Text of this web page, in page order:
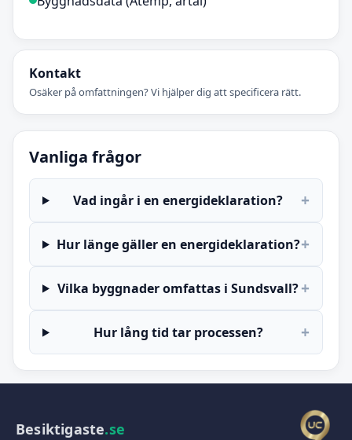
Kontakt
Osäker på omfattningen? Vi hjälper dig att specificera rätt.
Vanliga frågor
Vad ingår i en energideklaration? +
Hur länge gäller en energideklaration?+
Vilka byggnader omfattas i Sundsvall?+
Hur lång tid tar processen? +
Besiktigaste.se